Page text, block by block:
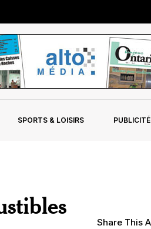
SPORTS & LOISIRS PUBLICITÉ
Share This